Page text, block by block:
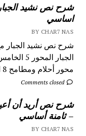
شرح نص نشيد
اساسي
BY CHAR7 NAS
شرح نص نشيد الجبار
الجبار
محور أحلام ومطامح 8 اساسي - ...
Comments closed
شرح نص أريد أن
– ثامنة أساسي
BY CHAR7 NAS